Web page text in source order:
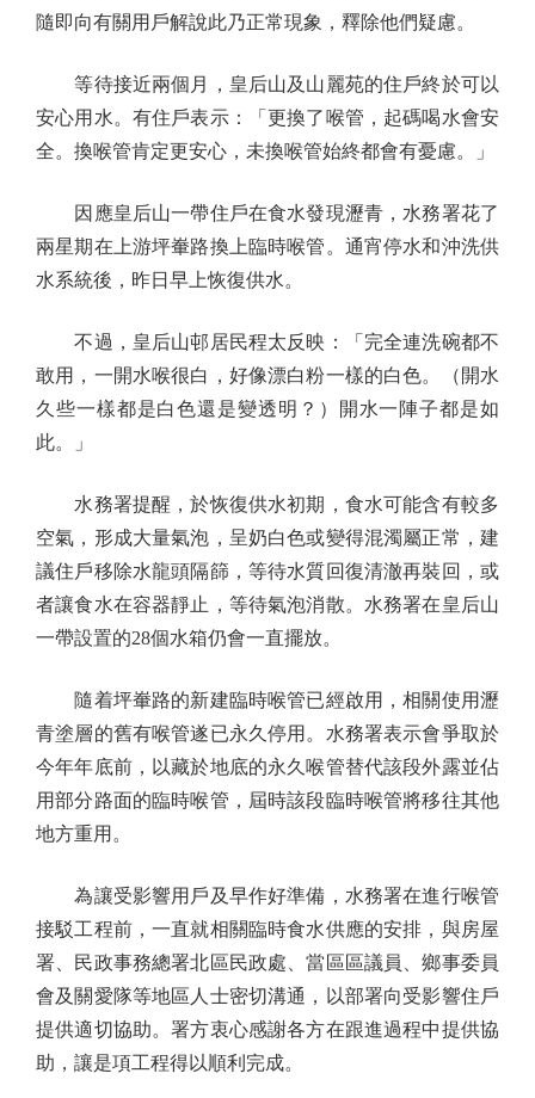
隨即向有關用戶解說此乃正常現象，釋除他們疑慮。
等待接近兩個月，皇后山及山麗苑的住戶終於可以
安心用水。有住戶表示：「更換了喉管，起碼喝水會安
全。換喉管肯定更安心，未換喉管始終都會有憂慮。」
因應皇后山一帶住戶在食水發現瀝青，水務署花了
兩星期在上游坪輋路換上臨時喉管。通宵停水和沖洗供
水系統後，昨日早上恢復供水。
不過，皇后山邨居民程太反映：「完全連洗碗都不
敢用，一開水喉很白，好像漂白粉一樣的白色。（開水
久些一樣都是白色還是變透明？）開水一陣子都是如
此。」
水務署提醒，於恢復供水初期，食水可能含有較多
空氣，形成大量氣泡，呈奶白色或變得混濁屬正常，建
議住戶移除水龍頭隔篩，等待水質回復清澈再裝回，或
者讓食水在容器靜止，等待氣泡消散。水務署在皇后山
一帶設置的28個水箱仍會一直擺放。
隨着坪輋路的新建臨時喉管已經啟用，相關使用瀝
青塗層的舊有喉管遂已永久停用。水務署表示會爭取於
今年年底前，以藏於地底的永久喉管替代該段外露並佔
用部分路面的臨時喉管，屆時該段臨時喉管將移往其他
地方重用。
為讓受影響用戶及早作好準備，水務署在進行喉管
接駁工程前，一直就相關臨時食水供應的安排，與房屋
署、民政事務總署北區民政處、當區區議員、鄉事委員
會及關愛隊等地區人士密切溝通，以部署向受影響住戶
提供適切協助。署方衷心感謝各方在跟進過程中提供協
助，讓是項工程得以順利完成。